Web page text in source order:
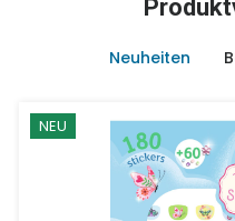
Neuheiten
NEU